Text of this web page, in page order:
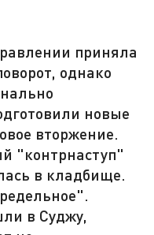
приняла
однако
новые
вторжение.
"контрнаступ"
в кладбище.
в Суджу,